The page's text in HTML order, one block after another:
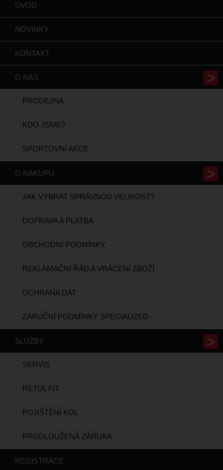
ÚVOD
NOVINKY
KONTAKT
O NÁS
PRODEJNA
KDO JSME?
SPORTOVNÍ AKCE
O NÁKUPU
JAK VYBRAT SPRÁVNOU VELIKOST?
DOPRAVA A PLATBA
OBCHODNÍ PODMÍNKY
REKLAMAČNÍ ŘÁD A VRÁCENÍ ZBOŽÍ
OCHRANA DAT
ZÁRUČNÍ PODMÍNKY SPECIALIZED
SLUŽBY
SERVIS
RETÜL FIT
POJIŠTĚNÍ KOL
PRODLOUŽENÁ ZÁRUKA
REGISTRACE